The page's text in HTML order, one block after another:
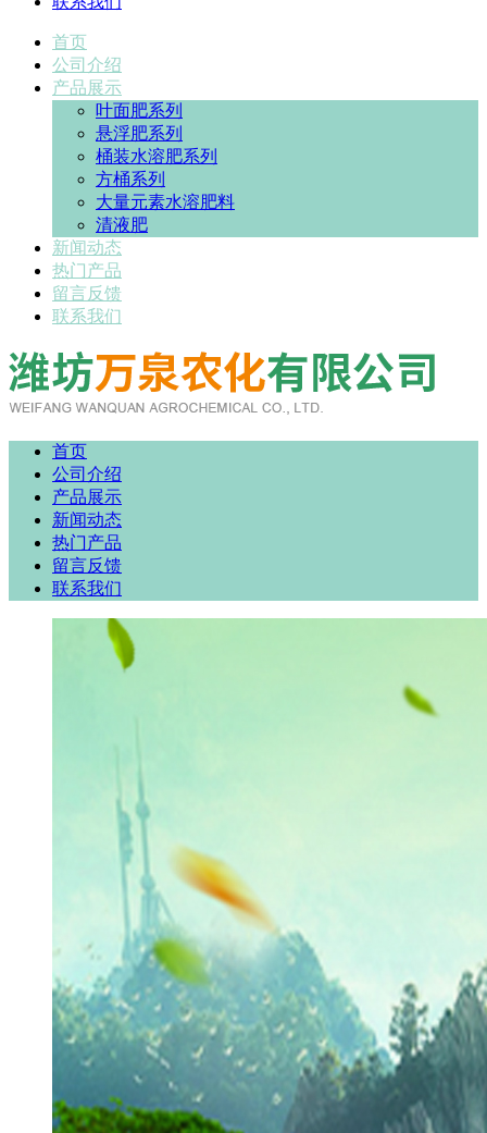
首页
公司介绍
产品展示
叶面肥系列
悬浮肥系列
桶装水溶肥系列
方桶系列
大量元素水溶肥料
清液肥
新闻动态
热门产品
留言反馈
联系我们
首页
公司介绍
产品展示
新闻动态
热门产品
留言反馈
联系我们